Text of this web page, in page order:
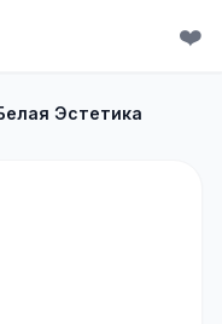
❤️
Эстетика